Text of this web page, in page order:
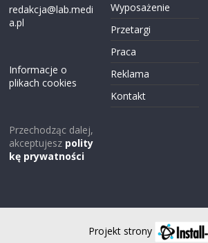
redakcja@lab.medi
a.pl
Informacje o
plikach cookies
Przechodząc dalej,
akceptujesz polity
kę prywatności
Wyposażenie
Przetargi
Praca
Reklama
Kontakt
Projekt strony